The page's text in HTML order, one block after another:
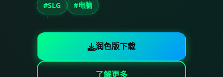
#SLG #电脑
润色版下载
了解更多